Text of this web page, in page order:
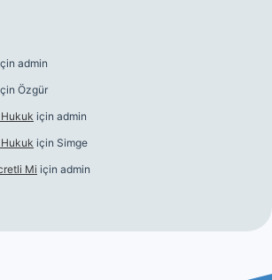
admin
Özgür
için admin
için Simge
Mi için admin